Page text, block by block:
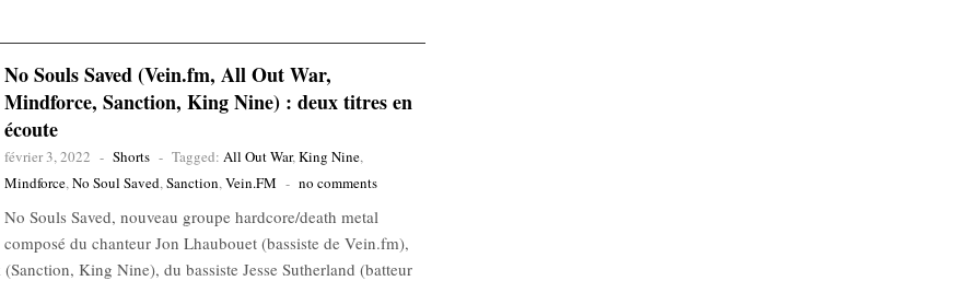
No Souls Saved (Vein.fm, All Out War,
Mindforce, Sanction, King Nine) : deux titres en
écoute
février 3, 2022 - Shorts - Tagged: All Out War,King Nine,
Mindforce,No Soul Saved,Sanction,Vein.FM - no comments
No Souls Saved, nouveau groupe hardcore/death metal
composé du chanteur Jon Lhaubouet (bassiste de Vein.fm),
King Nine), du bassiste Jesse Sutherland (batteur